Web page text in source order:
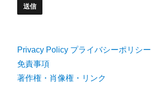
Privacy Policy プライバシーポリシー
免責事項
著作権・肖像権・リンク